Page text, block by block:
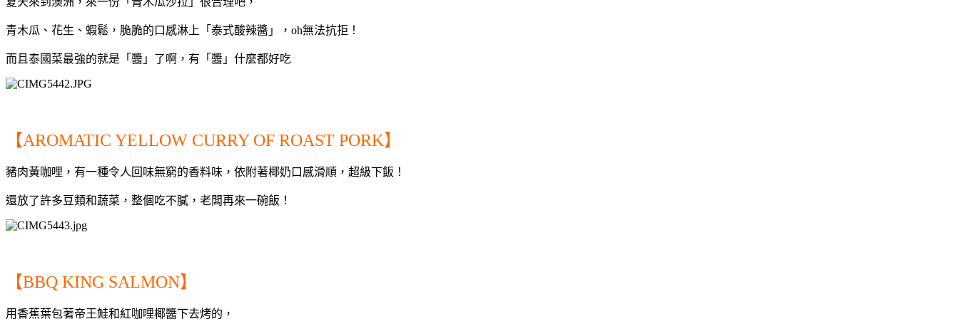
青木瓜、花生、蝦鬆，脆脆的口感淋上「泰式酸辣醬」，oh無法抗拒！
而且泰國菜最強的就是「醬」了啊，有「醬」什麼都好吃
【AROMATIC YELLOW CURRY OF ROAST PORK】
豬肉黃咖哩，有一種令人回味無窮的香料味，依附著椰奶口感滑順，超級下飯！
還放了許多豆類和蔬菜，整個吃不膩，老闆再來一碗飯 ！
【BBQ KING SALMON】
用香蕉葉包著帝王鮭和紅咖哩椰醬下去烤的，